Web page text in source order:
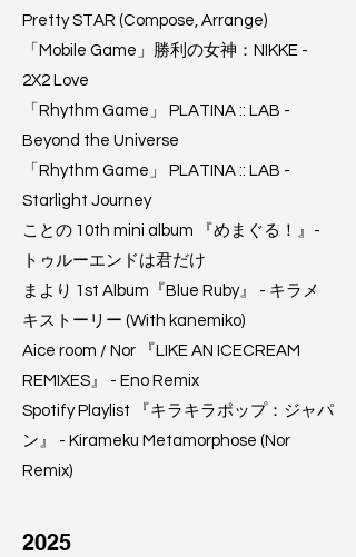
Pretty STAR (Compose, Arrange)
「Mobile Game」勝利の女神：NIKKE -
2X2 Love
「Rhythm Game」 PLATINA :: LAB -
Beyond the Universe
「Rhythm Game」 PLATINA :: LAB -
Starlight Journey
ことの 10th mini album 『めまぐる！』-
トゥルーエンドは君だけ
まより 1st Album『Blue Ruby』 - キラメ
キストーリー (With kanemiko)
Aice room / Nor 『LIKE AN ICECREAM
REMIXES』 - Eno Remix
Spotify Playlist 『キラキラポップ：ジャパ
ン』 - Kirameku Metamorphose (Nor
Remix)
2025